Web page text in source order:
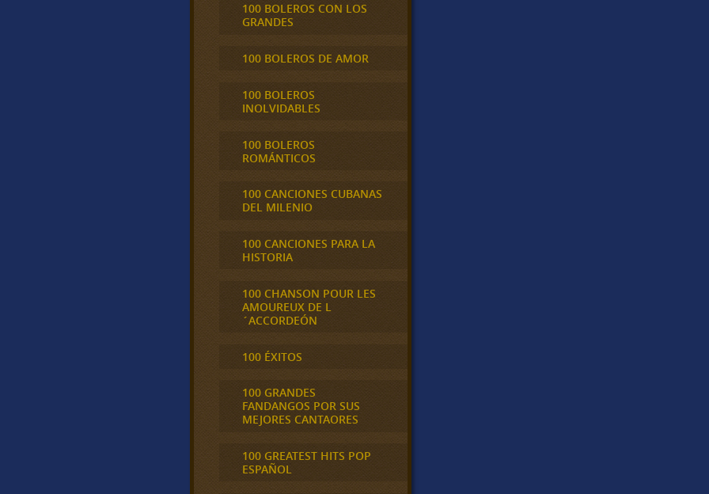
100 BOLEROS CON LOS
GRANDES
100 BOLEROS DE AMOR
100 BOLEROS
INOLVIDABLES
100 BOLEROS
ROMÁNTICOS
100 CANCIONES CUBANAS
DEL MILENIO
100 CANCIONES PARA LA
HISTORIA
100 CHANSON POUR LES
AMOUREUX DE L
´ACCORDEÓN
100 ÉXITOS
100 GRANDES
FANDANGOS POR SUS
MEJORES CANTAORES
100 GREATEST HITS POP
ESPAÑOL